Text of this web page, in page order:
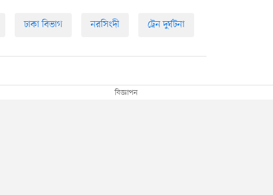
ঢাকা বিভাগ নরসিংদী ট্রেন দুর্ঘটনা